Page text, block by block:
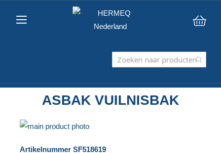
ASBAK VUILNISBAK
Ga
Artikelnummer SF518619